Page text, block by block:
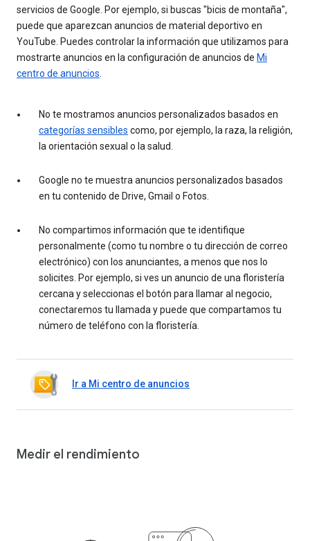
servicios de Google. Por ejemplo, si buscas "bicis de montaña",
puede que aparezcan anuncios de material deportivo en
YouTube. Puedes controlar la información que utilizamos para
mostrarte anuncios en la configuración de anuncios de Mi
centro de anuncios
No te mostramos anuncios personalizados basados en
categorías sensibles como, por ejemplo, la raza, la religión,
la orientación sexual o la salud.
Google no te muestra anuncios personalizados basados
en tu contenido de Drive, Gmail o Fotos.
No compartimos información que te identifique
personalmente (como tu nombre o tu dirección de correo
electrónico) con los anunciantes, a menos que nos lo
solicites. Por ejemplo, si ves un anuncio de una floristería
cercana y seleccionas el botón para llamar al negocio,
conectaremos tu llamada y puede que compartamos tu
número de teléfono con la floristería.
Ir a Mi centro de anuncios
Medir el rendimiento